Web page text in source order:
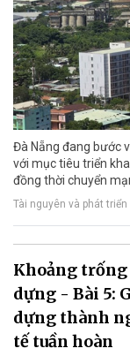
Đà Nẵng đang bước
với mục tiêu triển
đồng thời chuyển
Tài nguyên và phát triển
Khoảng
dựng - Bài 5:
dựng thành
tế tuần hoàn